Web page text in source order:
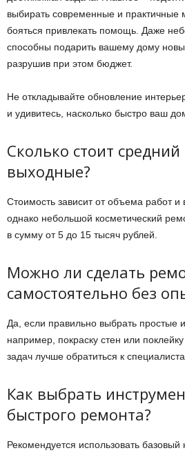
выбирать современные и практичные
бояться привлекать помощь. Даже
способны подарить вашему дому
разрушив при этом бюджет.
Не откладывайте обновление
и удивитесь, насколько быстро ваш
Сколько стоит
выходные?
Стоимость зависит от объема работ
однако небольшой косметический
в сумму от 5 до 15 тысяч рублей.
Можно ли сделать
самостоятельно без
Да, если правильно выбрать простые
например, покраску стен или
задач лучше обратиться к
Как выбрать
быстрого ремонта?
Рекомендуется использовать базовый